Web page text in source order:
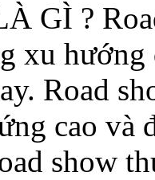
GÌ ?
xu hướng
Road
cao và
show